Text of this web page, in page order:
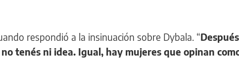
respondió a la insinuación sobre Dybala. “
tenés ni idea. Igual, hay mujeres que opinan